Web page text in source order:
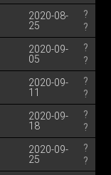
2020-08-
25
?
?
2020-09-
05
?
?
2020-09-
11
?
?
2020-09-
18
?
?
2020-09-
25
?
?